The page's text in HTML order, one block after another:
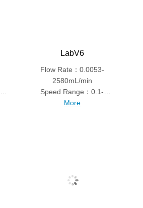
LabV6
Flow Rate：0.0053-
2580mL/min
Speed Range：0.1-
600rpm
More